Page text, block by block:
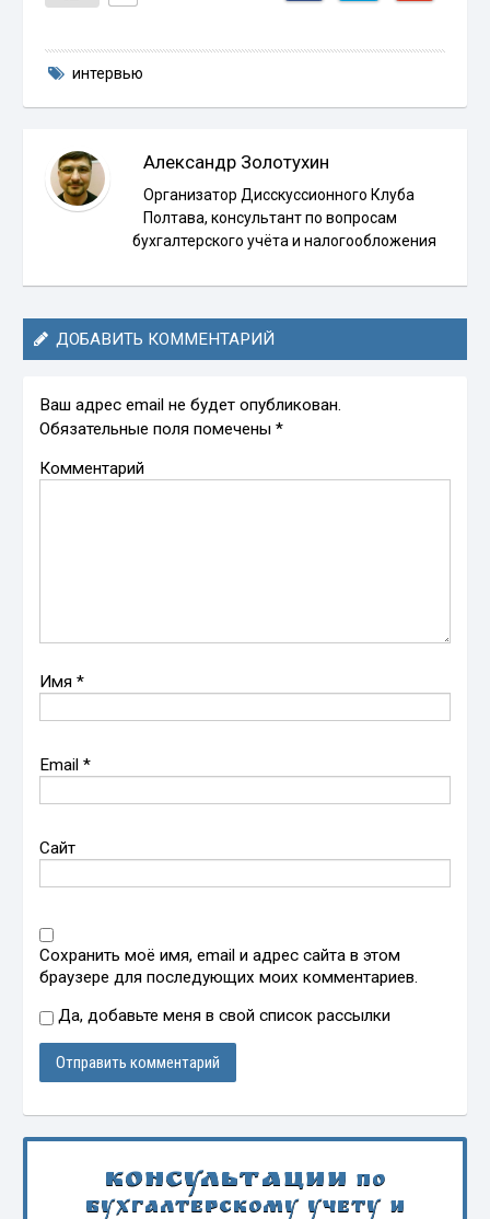
интервью
Александр Золотухин
Организатор Дисскуссионного Клуба
Полтава, консультант по вопросам
бухгалтерского учёта и налогообложения
ДОБАВИТЬ КОММЕНТАРИЙ
Ваш адрес email не будет опубликован.
Обязательные поля помечены*
Комментарий
Имя*
Email*
Сайт
Сохранить моё имя, email и адрес сайта в этом
браузере для последующих моих комментариев.
Да, добавьте меня в свой список рассылки
Консультации по
бухгалтерскому учету и